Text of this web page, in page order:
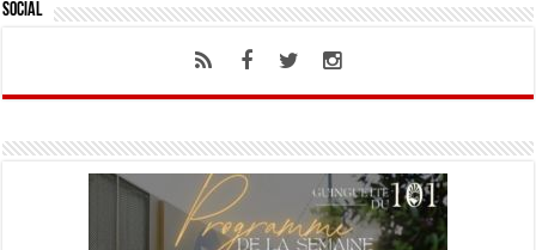
Social